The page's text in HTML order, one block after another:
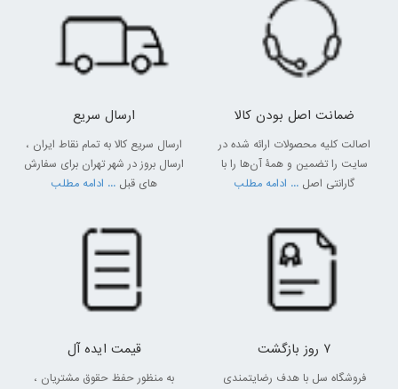
ضمانت اصل بودن کالا
اصالت کلیه محصولات ارائه شده در
سایت را تضمین و همۀ آن‌ها را با
گارانتی اصل ... ادامه مطلب
ارسال سریع
ارسال سریع کالا به تمام نقاط ایران ،
ارسال بروز در شهر تهران برای سفارش
های قبل ... ادامه مطلب
7 روز بازگشت
فروشگاه سل با هدف رضایتمندی
قیمت ایده آل
به منظور حفظ حقوق مشتریان ،